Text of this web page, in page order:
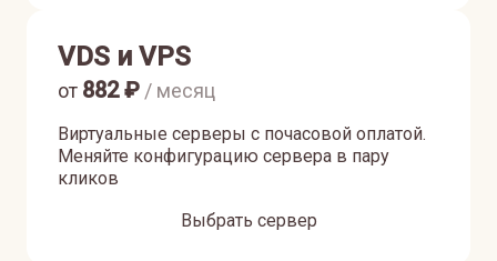
VDS и VPS
Виртуальные серверы с почасовой оплатой.
Меняйте конфигурацию сервера в пару
кликов
от 882₽ / месяц
Выбрать сервер